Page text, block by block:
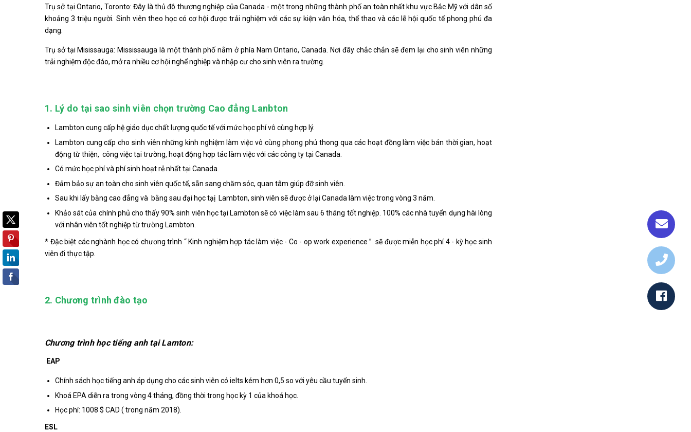
Trụ sở tại Ontario, Toronto: Đây là thủ đô thương nghiệp của Canada - một trong những thành phố an toàn nhất khu vực Bắc Mỹ với dân số
khoảng 3 triệu người. Sinh viên theo học có cơ hội được trải nghiệm với các sự kiện văn hóa, thể thao và các lễ hội quốc tế phong phú đa
dạng.
Trụ sở tại Misissauga: Mississauga là một thành phố nằm ở phía Nam Ontario, Canada. Nơi đây chắc chắn sẽ đem lại cho sinh viên những
trải nghiệm độc đáo, mở ra nhiều cơ hội nghể nghiệp và nhập cư cho sinh viên ra trường.
1. Lý do tại sao sinh viên chọn trường Cao đẳng Lanbton
Lambton cung cấp hệ giáo dục chất lượng quốc tế với mức học phí vô cùng hợp lý.
Lambton cung cấp cho sinh viên những kinh nghiệm làm việc vô cùng phong phú thong qua các hoạt đồng làm việc bán thời gian, hoạt
động từ thiện, công việc tại trường, hoạt động hợp tác làm việc với các công ty tại Canada.
Có mức học phí và phí sinh hoạt rẻ nhất tại Canada.
Đảm bảo sự an toàn cho sinh viên quốc tế, sẵn sang chăm sóc, quan tâm giúp đỡ sinh viên.
Sau khi lấy bằng cao đẳng và bằng sau đại học tạị Lambton, sinh viên sẽ được ở lại Canada làm việc trong vòng 3 năm.
Khảo sát của chính phủ cho thấy 90% sinh viên học tại Lambton sẽ có việc làm sau 6 tháng tốt nghiệp. 100% các nhà tuyển dụng hài lòng
với nhân viên tốt nghiệp từ trường Lambton.
* Đặc biệt các nghành học có chương trình “ Kinh nghiệm hợp tác làm việc - Co - op work experience ” sẽ được miễn học phí 4 - kỳ học sinh
viên đi thực tập.
2. Chương trình đào tạo
Chương trình học tiếng anh tại Lamton:
EAP
Chính sách học tiếng anh áp dụng cho các sinh viên có ielts kém hơn 0,5 so với yêu cầu tuyển sinh.
Khoá EPA diễn ra trong vòng 4 tháng, đồng thời trong học kỳ 1 của khoá học.
Học phí: 1008 $ CAD ( trong năm 2018).
ESL